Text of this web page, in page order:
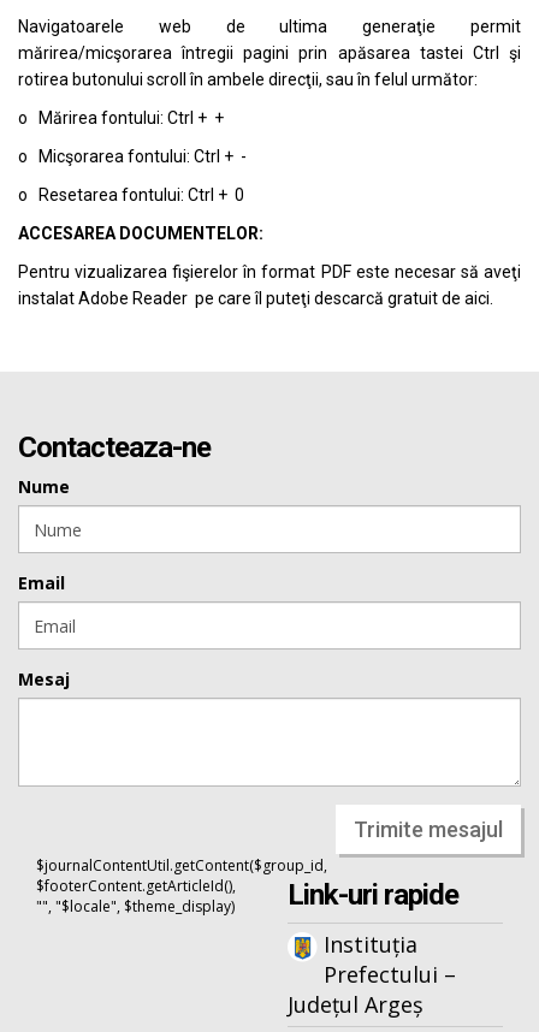
Navigatoarele web de ultima generaţie permit
mărirea/micşorarea întregii pagini prin apăsarea tastei Ctrl şi
rotirea butonului scroll în ambele direcţii, sau în felul următor:
o Mărirea fontului: Ctrl + +
o Micşorarea fontului: Ctrl + -
o Resetarea fontului: Ctrl + 0
ACCESAREA DOCUMENTELOR:
Pentru vizualizarea fişierelor în format PDF este necesar să aveţi
instalat Adobe Reader pe care îl puteţi descarcă gratuit de aici.
Contacteaza-ne
Nume
Email
Mesaj
Trimite mesajul
$journalContentUtil.getContent($group_id,
$footerContent.getArticleId(),
"", "$locale", $theme_display)
Link-uri rapide
Instituția
Prefectului –
Județul Argeș